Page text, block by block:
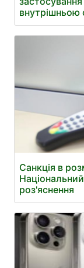
Санкція в
роз'яснення